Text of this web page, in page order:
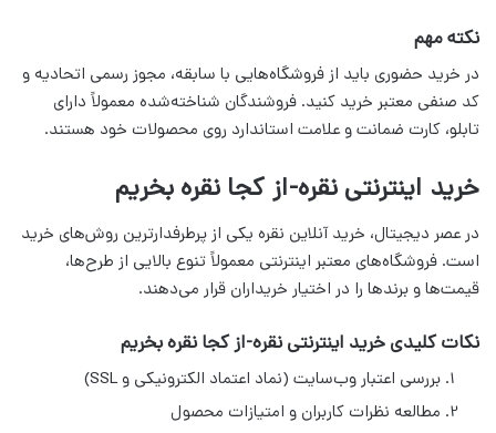
نکته مهم
در خرید حضوری باید از فروشگاه‌هایی با سابقه، مجوز رسمی اتحادیه و
کد صنفی معتبر خرید کنید. فروشندگان شناخته‌شده معمولاً دارای
تابلو، کارت ضمانت و علامت استاندارد روی محصولات خود هستند.
خرید اینترنتی نقره-از کجا نقره بخریم
در عصر دیجیتال، خرید آنلاین نقره یکی از پرطرفدارترین روش‌های خرید
است. فروشگاه‌های معتبر اینترنتی معمولاً تنوع بالایی از طرح‌ها،
قیمت‌ها و برندها را در اختیار خریداران قرار می‌دهند.
نکات کلیدی خرید اینترنتی نقره-از کجا نقره بخریم
بررسی اعتبار وب‌سایت (نماد اعتماد الکترونیکی و SSL)
مطالعه نظرات کاربران و امتیازات محصول